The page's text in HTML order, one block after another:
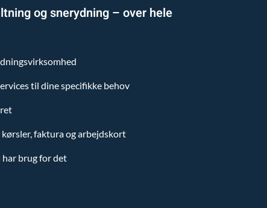
og snerydning – over hele
til dine specifikke behov
faktura og arbejdskort
brug for det